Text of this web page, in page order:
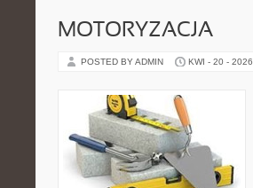
MOTORYZACJA
POSTED BY ADMIN KWI - 20 - 2026